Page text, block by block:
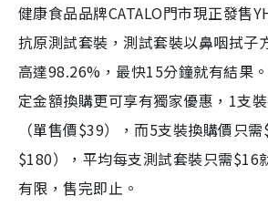
健康食品品牌CATALO門市現正發售
抗原測試套裝，測試套裝以鼻咽拭子
高達98.26%，最快15分鐘就有結果
定金額換購更可享有獨家優惠，1支
（單售價$39），而5支裝換購價只
$180），平均每支測試套裝只需$16
有限，售完即止。